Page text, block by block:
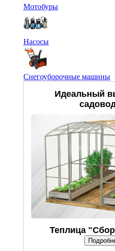
Мотобуры
Насосы
Снегоуборочные машины
Идеальный
Теплица